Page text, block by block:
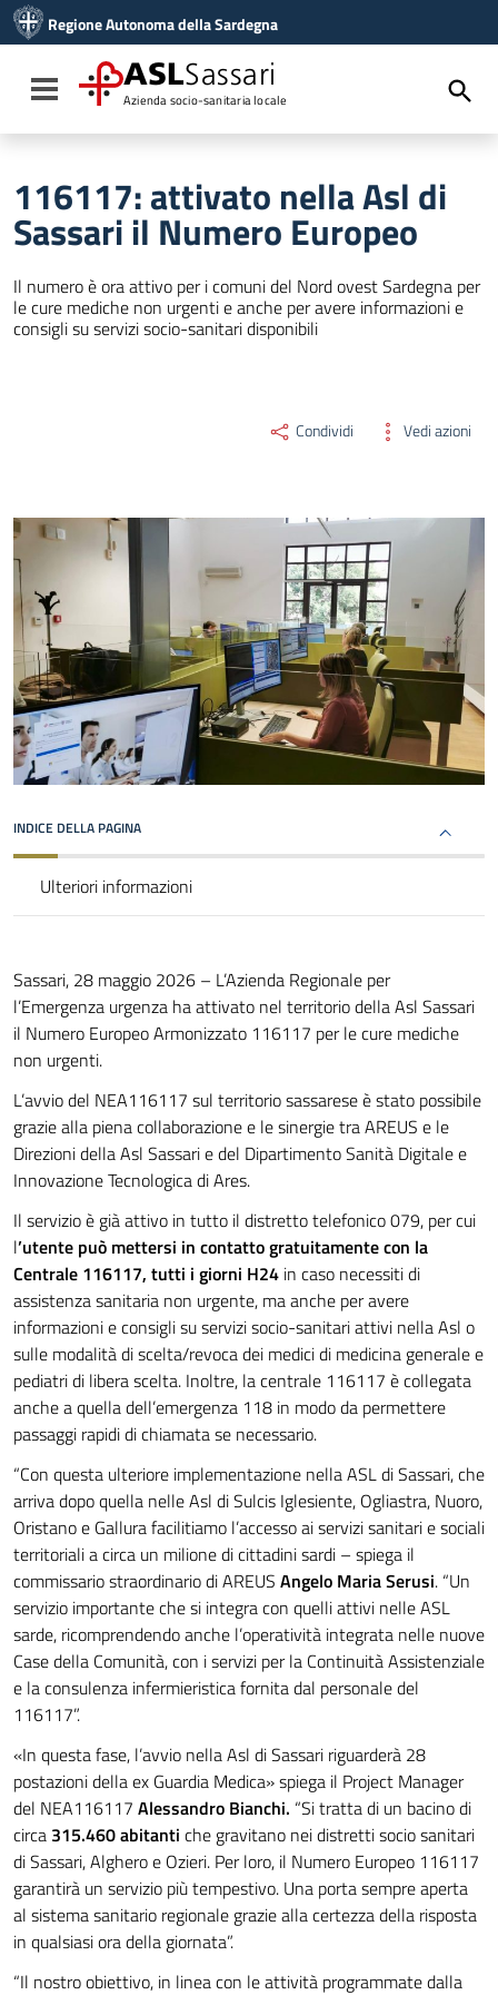
Vai al menu di navigazione
Vai al footer
Regione Autonoma della Sardegna
Toggle navigation
ASLSassari
Azienda socio-sanitaria locale
116117: attivato nella Asl di
Sassari il Numero Europeo
Il numero è ora attivo per i comuni del Nord ovest Sardegna per
le cure mediche non urgenti e anche per avere informazioni e
consigli su servizi socio-sanitari disponibili
Condividi Vedi azioni
INDICE DELLA PAGINA
Ulteriori informazioni
Sassari, 28 maggio 2026 – L’Azienda Regionale per
l’Emergenza urgenza ha attivato nel territorio della Asl Sassari
il Numero Europeo Armonizzato 116117 per le cure mediche
non urgenti.
L’avvio del NEA116117 sul territorio sassarese è stato possibile
grazie alla piena collaborazione e le sinergie tra AREUS e le
Direzioni della Asl Sassari e del Dipartimento Sanità Digitale e
Innovazione Tecnologica di Ares.
Il servizio è già attivo in tutto il distretto telefonico 079, per cui
l’utente può mettersi in contatto gratuitamente con la
Centrale 116117, tutti i giorni H24 in caso necessiti di
assistenza sanitaria non urgente, ma anche per avere
informazioni e consigli su servizi socio-sanitari attivi nella Asl o
sulle modalità di scelta/revoca dei medici di medicina generale e
pediatri di libera scelta. Inoltre, la centrale 116117 è collegata
anche a quella dell’emergenza 118 in modo da permettere
passaggi rapidi di chiamata se necessario.
“Con questa ulteriore implementazione nella ASL di Sassari, che
arriva dopo quella nelle Asl di Sulcis Iglesiente, Ogliastra, Nuoro,
Oristano e Gallura facilitiamo l’accesso ai servizi sanitari e sociali
territoriali a circa un milione di cittadini sardi – spiega il
commissario straordinario di AREUS Angelo Maria Serusi. “Un
servizio importante che si integra con quelli attivi nelle ASL
sarde, ricomprendendo anche l’operatività integrata nelle nuove
Case della Comunità, con i servizi per la Continuità Assistenziale
e la consulenza infermieristica fornita dal personale del
116117”.
«In questa fase, l’avvio nella Asl di Sassari riguarderà 28
postazioni della ex Guardia Medica» spiega il Project Manager
del NEA116117 Alessandro Bianchi. “Si tratta di un bacino di
circa 315.460 abitanti che gravitano nei distretti socio sanitari
di Sassari, Alghero e Ozieri. Per loro, il Numero Europeo 116117
garantirà un servizio più tempestivo. Una porta sempre aperta
al sistema sanitario regionale grazie alla certezza della risposta
in qualsiasi ora della giornata”.
“Il nostro obiettivo, in linea con le attività programmate dalla